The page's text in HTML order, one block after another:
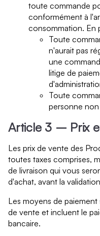
toute commande
conformément à
consommation. En
Toute
n'aurait pas
une
litige de
Toute
personne non
Article 3 – Prix
Les prix de vente des
toutes taxes comprises,
de livraison qui vous
d'achat, avant la
Les moyens de
de vente et incluent le
bancaire.